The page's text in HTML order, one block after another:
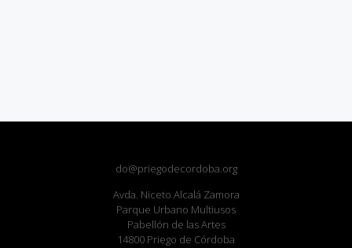
do@priegodecordoba.org
Avda. Niceto Alcalá Zamora
Parque Urbano Multiusos
Pabellón de las Artes
14800 Priego de Córdoba